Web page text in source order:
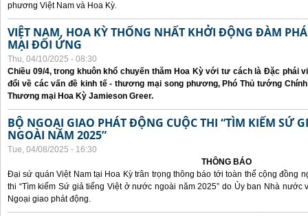
phương Việt Nam và Hoa Kỳ.
VIỆT NAM, HOA KỲ THỐNG NHẤT KHỞI ĐỘNG ĐÀM
MẠI ĐỐI ỨNG
Thu, 04/10/2025 - 08:30
Chiều 09/4, trong khuôn khổ chuyến thăm Hoa Kỳ với tư cách là Đặc phái
đổi về các vấn đề kinh tế - thương mại song phương, Phó Thủ tướng
Thương mại Hoa Kỳ Jamieson Greer.
BỘ NGOẠI GIAO PHÁT ĐỘNG CUỘC THI “TÌM KIẾM SỨ
NGOÀI NĂM 2025”
Tue, 04/08/2025 - 16:30
THÔNG BÁO
Đại sứ quán Việt Nam tại Hoa Kỳ trân trọng thông báo tới toàn thể cộng đồng
thi “Tìm kiếm Sứ giả tiếng Việt ở nước ngoài năm 2025” do Ủy ban Nhà
Ngoại giao phát động.